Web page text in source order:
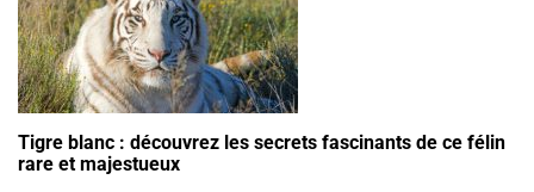
Tigre blanc : découvrez les secrets fascinants de ce félin
rare et majestueux